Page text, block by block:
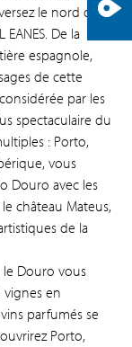
le nord du
De la
espagnole,
de cette
par les
spectaculaire du
: Porto,
vous
Douro avec les
château Mateus,
de la
le Douro vous
en
parfumés se
Porto,